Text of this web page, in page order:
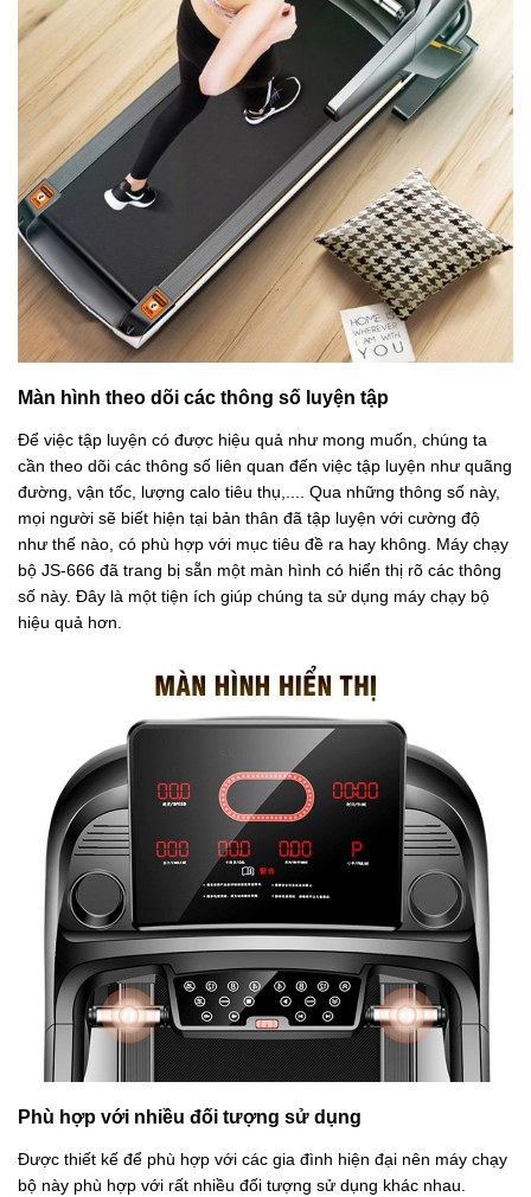
Màn hình theo dõi các thông số luyện tập
Để việc tập luyện có được hiệu quả như mong muốn, chúng ta
cần theo dõi các thông số liên quan đến việc tập luyện như quãng
đường, vận tốc, lượng calo tiêu thụ,.... Qua những thông số này,
mọi người sẽ biết hiện tại bản thân đã tập luyện với cường độ
như thế nào, có phù hợp với mục tiêu đề ra hay không. Máy chạy
bộ JS-666 đã trang bị sẵn một màn hình có hiển thị rõ các thông
số này. Đây là một tiện ích giúp chúng ta sử dụng máy chạy bộ
hiệu quả hơn.
Phù hợp với nhiều đối tượng sử dụng
Được thiết kế để phù hợp với các gia đình hiện đại nên máy chạy
bộ này phù hợp với rất nhiều đối tượng sử dụng khác nhau.